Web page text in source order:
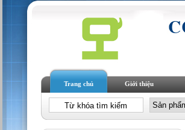
Trang chủ Giới thiệu